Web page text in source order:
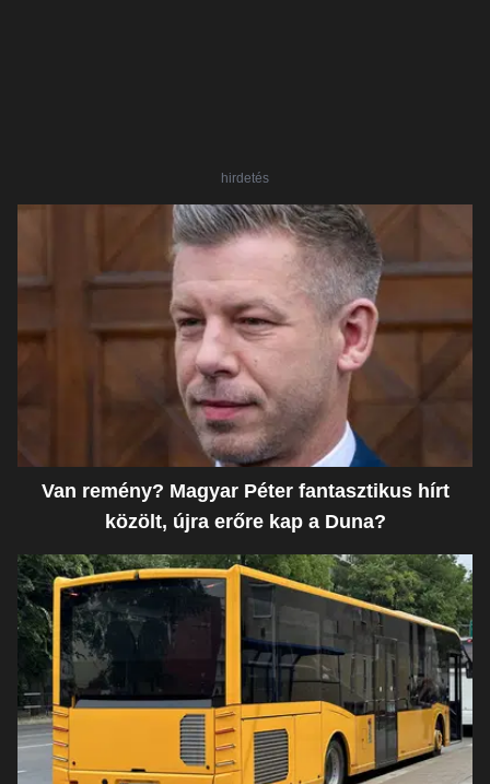
hirdetés
Van remény? Magyar Péter fantasztikus hírt
közölt, újra erőre kap a Duna?